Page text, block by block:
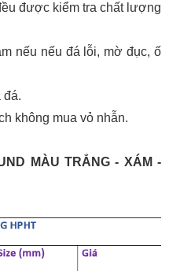
được kiểm tra chất lượng
nếu nếu đá lỗi, mờ đục, ố
đá.
không mua vỏ nhẫn.
MÀU TRẮNG - XÁM -